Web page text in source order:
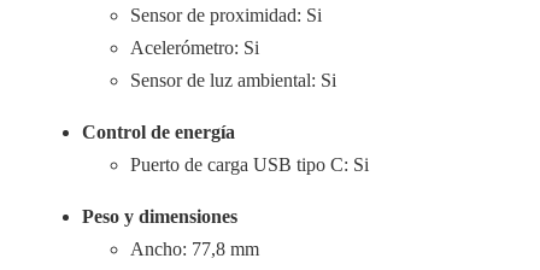
Sensor de proximidad: Si
Acelerómetro: Si
Sensor de luz ambiental: Si
Control de energía
Puerto de carga USB tipo C: Si
Peso y dimensiones
Ancho: 77,8 mm